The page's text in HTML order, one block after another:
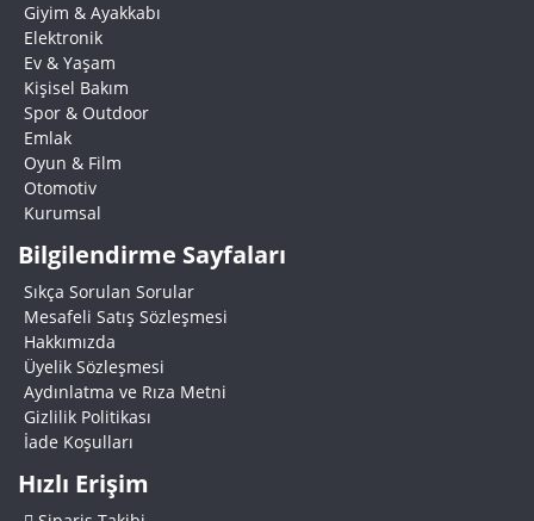
Giyim & Ayakkabı
Elektronik
Ev & Yaşam
Kişisel Bakım
Spor & Outdoor
Emlak
Oyun & Film
Otomotiv
Kurumsal
Bilgilendirme Sayfaları
Sıkça Sorulan Sorular
Mesafeli Satış Sözleşmesi
Hakkımızda
Üyelik Sözleşmesi
Aydınlatma ve Rıza Metni
Gizlilik Politikası
İade Koşulları
Hızlı Erişim